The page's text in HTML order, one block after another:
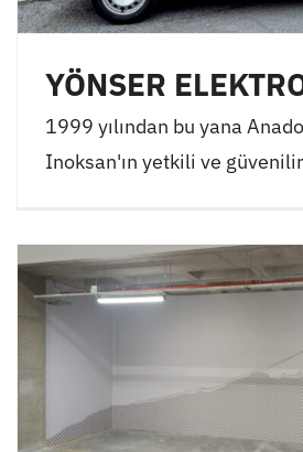
YÖNSER
1999 yılından bu yana
Inoksan'ın yetkili ve